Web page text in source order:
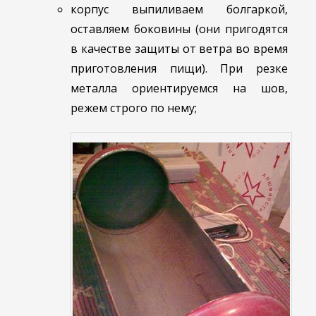
корпус выпиливаем болгаркой,
оставляем боковины (они пригодятся
в качестве защиты от ветра во время
приготовления пищи). При резке
металла ориентируемся на шов,
режем строго по нему;